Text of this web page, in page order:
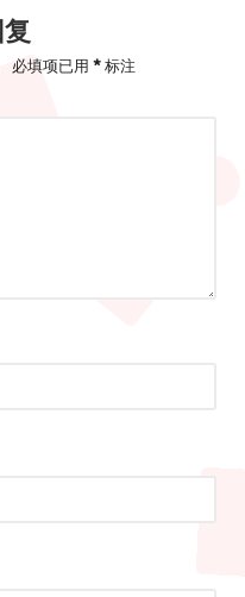
必填项已用 *标注